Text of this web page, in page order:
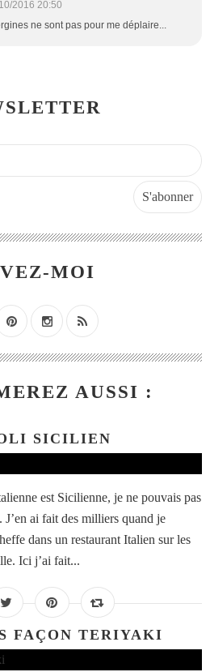
2016 20:50
ne sont pas pour me déplaire...
MOI
AUSSI :
SICILIEN
est Sicilienne, je ne pouvais pas
J’en ai fait des milliers quand je
dans un restaurant Italien sur les
Ici j’ai fait...
FAÇON TERIYAKI